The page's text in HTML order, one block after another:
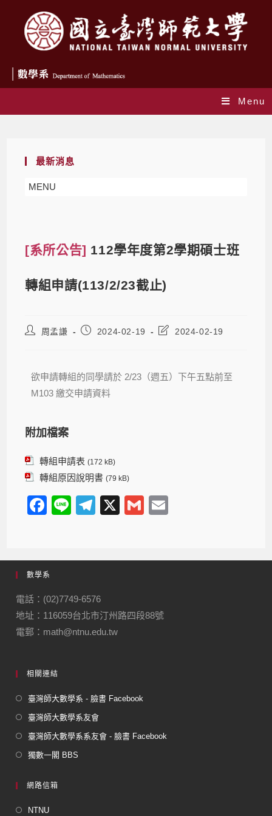
Menu
最新消息
MENU
[系所公告] 112學年度第2學期碩士班
轉組申請(113/2/23截止)
周孟謙 2024-02-19 2024-02-19
欲申請轉組的同學請於 2/23（週五）下午五點前至
M103 繳交申請資料
附加檔案
轉組申請表 (172 kB)
轉組原因說明書 (79 kB)
F
e
b
o
o
k
Li
T
gr
m
X
G
數學系
電話：(02)7749-6576
地址：116059台北市汀州路四段88號
電郵：math@ntnu.edu.tw
相關連結
臺灣師大數學系 - 臉書 Facebook
臺灣師大數學系友會
臺灣師大數學系系友會 - 臉書 Facebook
獨數一閣 BBS
網路信箱
NTNU